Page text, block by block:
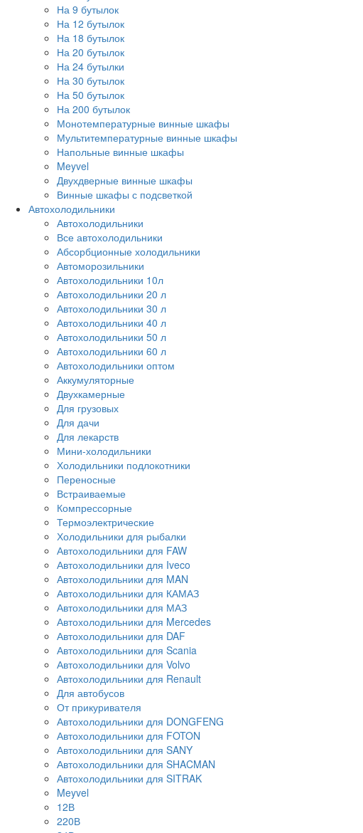
На 9 бутылок
На 12 бутылок
На 18 бутылок
На 20 бутылок
На 24 бутылки
На 30 бутылок
На 50 бутылок
На 200 бутылок
Монотемпературные винные шкафы
Мультитемпературные винные шкафы
Напольные винные шкафы
Meyvel
Двухдверные винные шкафы
Винные шкафы с подсветкой
Автохолодильники
Автохолодильники
Все автохолодильники
Абсорбционные холодильники
Автоморозильники
Автохолодильники 10л
Автохолодильники 20 л
Автохолодильники 30 л
Автохолодильники 40 л
Автохолодильники 50 л
Автохолодильники 60 л
Автохолодильники оптом
Аккумуляторные
Двухкамерные
Для грузовых
Для дачи
Для лекарств
Мини-холодильники
Холодильники подлокотники
Переносные
Встраиваемые
Компрессорные
Термоэлектрические
Холодильники для рыбалки
Автохолодильники для FAW
Автохолодильники для Iveco
Автохолодильники для MAN
Автохолодильники для КАМАЗ
Автохолодильники для МАЗ
Автохолодильники для Mercedes
Автохолодильники для DAF
Автохолодильники для Scania
Автохолодильники для Volvo
Автохолодильники для Renault
Для автобусов
От прикуривателя
Автохолодильники для DONGFENG
Автохолодильники для FOTON
Автохолодильники для SANY
Автохолодильники для SHACMAN
Автохолодильники для SITRAK
Meyvel
12В
220В